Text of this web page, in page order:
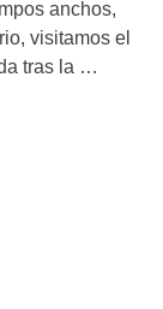
anchos,
visitamos el
tras la …